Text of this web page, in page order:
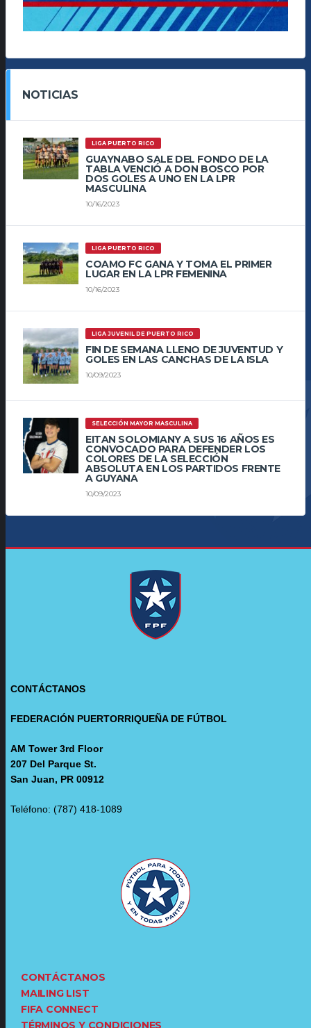
NOTICIAS
LIGA PUERTO RICO
GUAYNABO SALE DEL FONDO DE LA
TABLA VENCIÓ A DON BOSCO POR
DOS GOLES A UNO EN LA LPR
MASCULINA
10/16/2023
LIGA PUERTO RICO
COAMO FC GANA Y TOMA EL PRIMER
LUGAR EN LA LPR FEMENINA
10/16/2023
LIGA JUVENIL DE PUERTO RICO
FIN DE SEMANA LLENO DE JUVENTUD Y
GOLES EN LAS CANCHAS DE LA ISLA
10/09/2023
SELECCIÓN MAYOR MASCULINA
EITAN SOLOMIANY A SUS 16 AÑOS ES
CONVOCADO PARA DEFENDER LOS
COLORES DE LA SELECCIÓN
ABSOLUTA EN LOS PARTIDOS FRENTE
A GUYANA
10/09/2023
CONTÁCTANOS
FEDERACIÓN PUERTORRIQUEÑA DE FÚTBOL
AM Tower 3rd Floor
207 Del Parque St.
San Juan, PR 00912
Teléfono: (787) 418-1089
CONTÁCTANOS
MAILING LIST
FIFA CONNECT
TÉRMINOS Y CONDICIONES